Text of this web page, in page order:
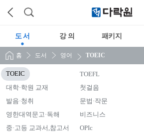
도 서 강 의 패키지
홈 도서 영어 TOEIC
TOEIC TOEFL
대학·학원 교재
첫걸음
발음·청취
문법·작문
영한대역문고·독해
비즈니스
중·고등 교과서,참고서
OPIc